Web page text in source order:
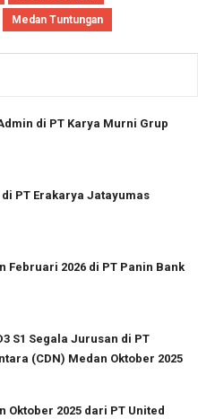
Medan Tuntungan
di PT Karya Murni Grup
PT Erakarya Jatayumas
Februari 2026 di PT Panin Bank
S1 Segala Jurusan di PT
(CDN) Medan Oktober 2025
Oktober 2025 dari PT United